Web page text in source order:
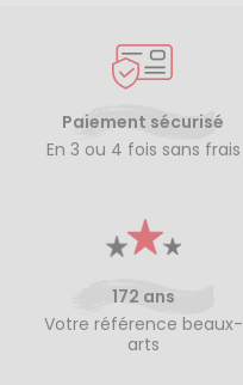
Paiement sécurisé
En 3 ou 4 fois sans frais
172 ans
Votre référence beaux-
arts